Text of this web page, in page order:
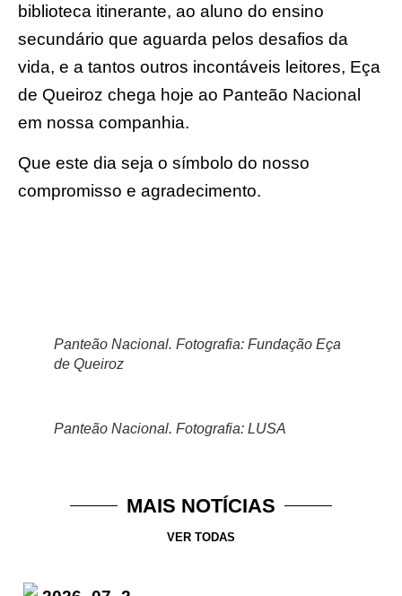
biblioteca itinerante, ao aluno do ensino
secundário que aguarda pelos desafios da
vida, e a tantos outros incontáveis leitores, Eça
de Queiroz chega hoje ao Panteão Nacional
em nossa companhia.
Que este dia seja o símbolo do nosso
compromisso e agradecimento.
Panteão Nacional. Fotografia: Fundação Eça
de Queiroz
Panteão Nacional. Fotografia: LUSA
MAIS NOTÍCIAS
VER TODAS